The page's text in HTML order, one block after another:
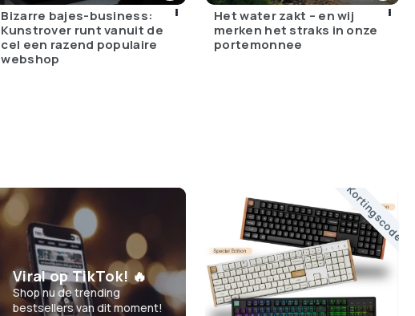
Bizarre bajes-business:
Kunstrover runt vanuit de
cel een razend populaire
webshop
Het water zakt – en wij
merken het straks in onze
portemonnee
Viral op TikTok! 🔥
Shop nu de trending
bestsellers van dit moment!
Kortingscode